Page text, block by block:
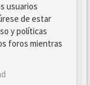
usuarios
de estar
y políticas
foros mientras